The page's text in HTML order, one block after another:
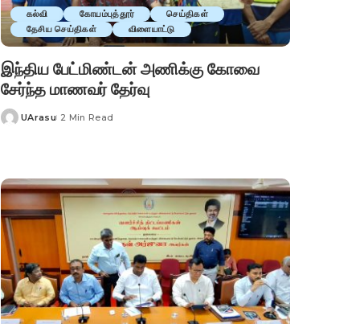
கல்வி கோயம்புத்தூர்
செய்திகள்
தேசிய செய்திகள்
விளையாட்டு
இந்திய பேட்மிண்டன் அணிக்கு கோவை
சேர்ந்த மாணவர் தேர்வு
Posted
UArasu 2 Min Read